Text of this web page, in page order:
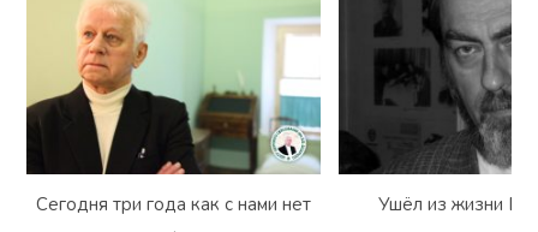
Сегодня три года как с нами нет
Ушёл из жизни